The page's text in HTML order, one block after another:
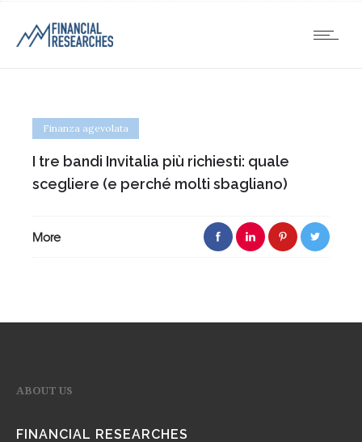
Finanza agevolata
I tre bandi Invitalia più richiesti: quale
scegliere (e perché molti sbagliano)
More
ABOUT US
FINANCIAL RESEARCHES